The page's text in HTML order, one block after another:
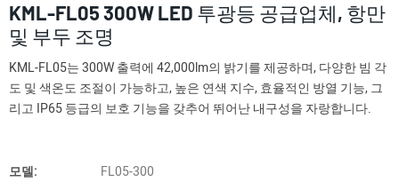
KML-FL05 300W LED 투광등 공급업체, 항만
및 부두 조명
KML-FL05는 300W 출력에 42,000lm의 밝기를 제공하며, 다양한 빔 각
도 및 색온도 조절이 가능하고, 높은 연색 지수, 효율적인 방열 기능, 그
리고 IP65 등급의 보호 기능을 갖추어 뛰어난 내구성을 자랑합니다.
모델:
FL05-300